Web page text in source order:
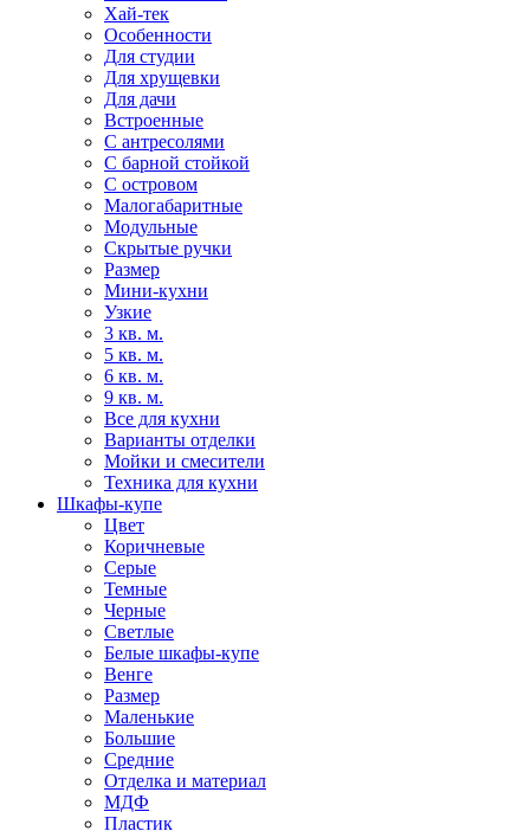
Хай-тек
Особенности
Для студии
Для хрущевки
Для дачи
Встроенные
С антресолями
С барной стойкой
С островом
Малогабаритные
Модульные
Скрытые ручки
Размер
Мини-кухни
Узкие
3 кв. м.
5 кв. м.
6 кв. м.
9 кв. м.
Все для кухни
Варианты отделки
Мойки и смесители
Техника для кухни
Шкафы-купе
Цвет
Коричневые
Серые
Темные
Черные
Светлые
Белые шкафы-купе
Венге
Размер
Маленькие
Большие
Средние
Отделка и материал
МДФ
Пластик